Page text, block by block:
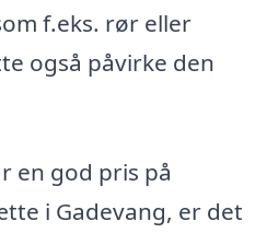
f.eks. rør eller
også påvirke den
en god pris på
i Gadevang, er det